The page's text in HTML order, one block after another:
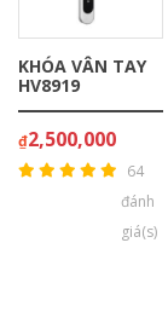
KHÓA VÂN TAY
HV8919
₫2,500,000
64
đánh
giá(s)